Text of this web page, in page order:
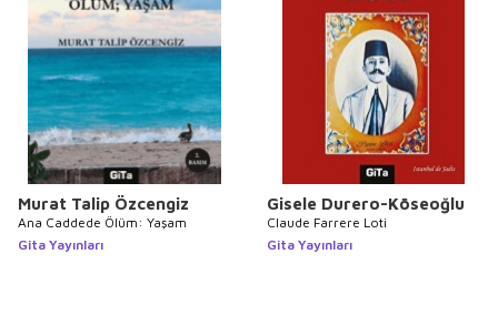
Murat Talip Özcengiz
Ana Caddede Ölüm: Yaşam
Gita Yayınları
Gisele Durero-Köseoğlu
Claude Farrere Loti
Gita Yayınları